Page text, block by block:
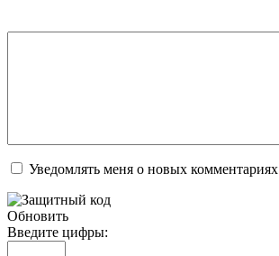
Уведомлять меня о новых комментариях
Обновить
Введите цифры: